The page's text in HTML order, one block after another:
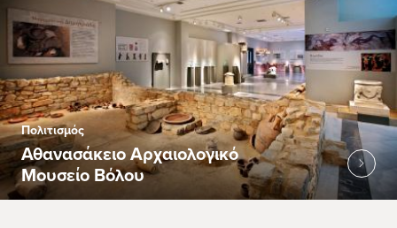
Πολιτισμός
Αθανασάκειο Αρχαιολογικό
Μουσείο Βόλου